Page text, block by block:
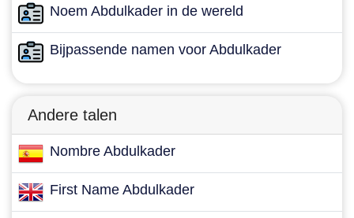
Noem Abdulkader in de wereld
Bijpassende namen voor Abdulkader
Andere talen
Nombre Abdulkader
First Name Abdulkader